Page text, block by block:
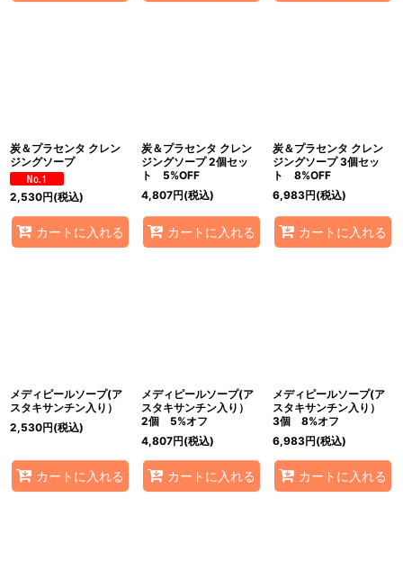
炭＆プラセンタ クレン
ジングソープ
2,530円(税込)
カートに入れる
炭＆プラセンタ クレン
ジングソープ 2個セッ
ト 5%OFF
4,807円(税込)
カートに入れる
炭＆プラセンタ クレン
ジングソープ 3個セッ
ト 8%OFF
6,983円(税込)
カートに入れる
メディピールソープ(ア
スタキサンチン入り）
2,530円(税込)
カートに入れる
メディピールソープ(ア
スタキサンチン入り）
2個 5%オフ
4,807円(税込)
カートに入れる
メディピールソープ(ア
スタキサンチン入り）
3個 8%オフ
6,983円(税込)
カートに入れる